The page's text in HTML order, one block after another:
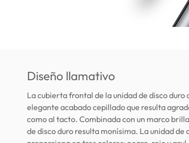
Diseño llamativo
La cubierta frontal de la unidad de disco duro
elegante acabado cepillado que resulta
como al tacto. Combinada con un marco
de disco duro resulta monísima. La unidad de